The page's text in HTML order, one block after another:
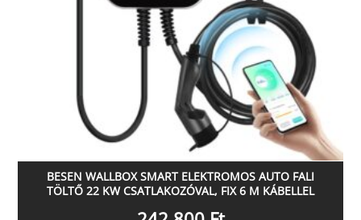
BESEN WALLBOX SMART ELEKTROMOS AUTO FALI
TÖLTŐ 22 KW CSATLAKOZÓVAL, FIX 6 M KÁBELLEL